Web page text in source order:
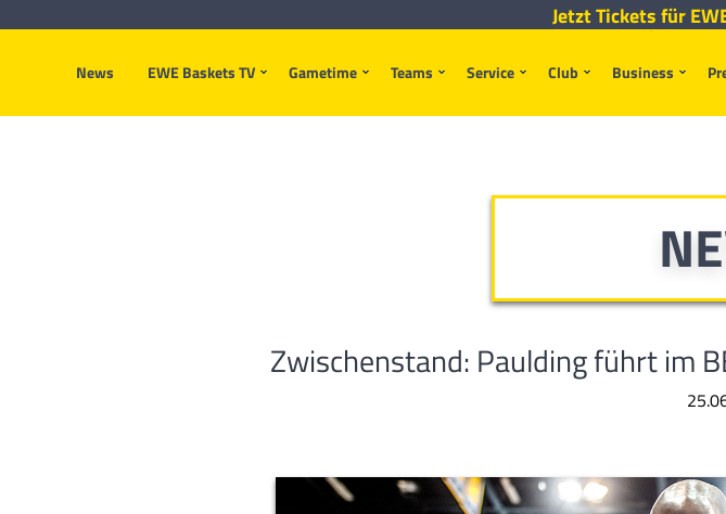
News EWE Baskets TV Gametime Teams Service Club Business
Jetzt Tickets für
Zwischenstand: Paulding führt im